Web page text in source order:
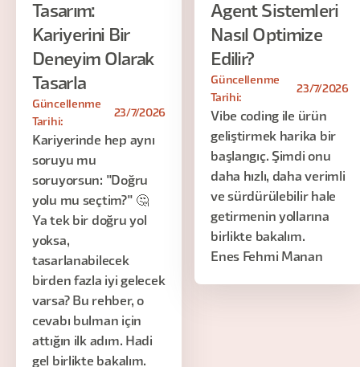
Tasarım:
Kariyerini Bir
Deneyim Olarak
Tasarla
Güncellenme
Tarihi:
23/7/2026
Kariyerinde hep aynı
soruyu mu
soruyorsun: "Doğru
yolu mu seçtim?" 🤔
Ya tek bir doğru yol
yoksa,
tasarlanabilecek
birden fazla iyi gelecek
varsa? Bu rehber, o
cevabı bulman için
attığın ilk adım. Hadi
gel birlikte bakalım.
Agent Sistemleri
Nasıl Optimize
Edilir?
Güncellenme
Tarihi:
23/7/2026
Vibe coding ile ürün
geliştirmek harika bir
başlangıç. Şimdi onu
daha hızlı, daha verimli
ve sürdürülebilir hale
getirmenin yollarına
birlikte bakalım.
Enes Fehmi Manan